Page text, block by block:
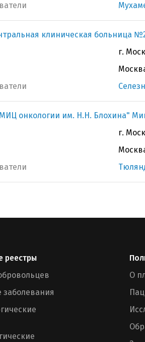
клиническая больница
г.
онкологии им. Н.Н. Блохина"
г.
реестры
заболевания
О